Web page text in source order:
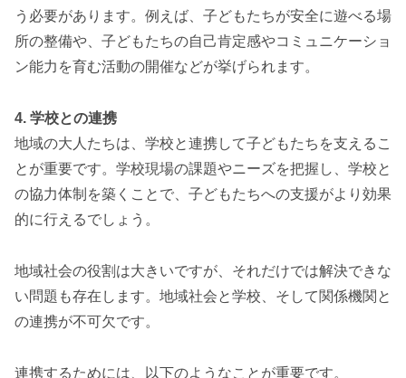
う必要があります。例えば、子どもたちが安全に遊べる場
所の整備や、子どもたちの自己肯定感やコミュニケーショ
ン能力を育む活動の開催などが挙げられます。
4. 学校との連携
地域の大人たちは、学校と連携して子どもたちを支えるこ
とが重要です。学校現場の課題やニーズを把握し、学校と
の協力体制を築くことで、子どもたちへの支援がより効果
的に行えるでしょう。
地域社会の役割は大きいですが、それだけでは解決できな
い問題も存在します。地域社会と学校、そして関係機関と
の連携が不可欠です。
連携するためには、以下のようなことが重要です。